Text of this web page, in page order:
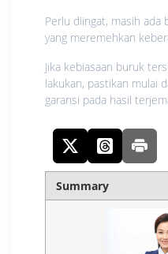
Perlu diingat, masih ada
yang meremehkan
Jika kebiasaan buruk
lakukan, pastikan mulai
garansi pada hasil
Summary